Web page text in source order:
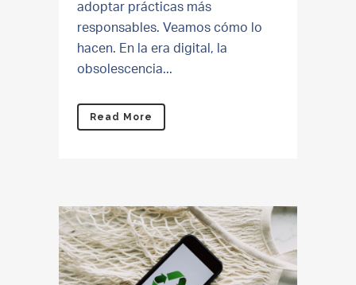
adoptar prácticas más
responsables. Veamos cómo lo
hacen. En la era digital, la
obsolescencia...
Read More